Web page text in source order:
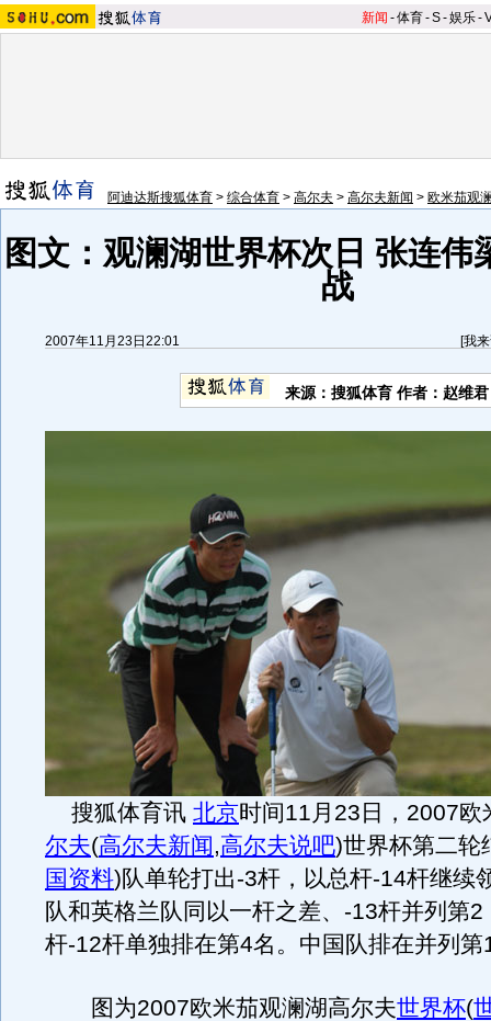
新闻 -体育-S-娱乐-
阿迪达斯搜狐体育 > 综合体育 > 高尔夫 > 高尔夫新闻 > 欧米茄观
图文：观澜湖世界杯次日 张连伟
战
2007年11月23日22:01 [我
来源：搜狐体育 作者：赵维君
搜狐体育讯 北京时间11月23日，2007欧
尔夫(高尔夫新闻,高尔夫说吧)世界杯第二轮
国资料)队单轮打出-3杆，以总杆-14杆继续
队和英格兰队同以一杆之差、-13杆并列第
杆-12杆单独排在第4名。中国队排在并列第
图为2007欧米茄观澜湖高尔夫世界杯(